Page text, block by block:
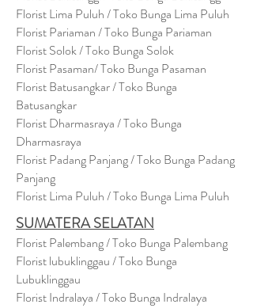
Florist Lima Puluh / Toko Bunga Lima Puluh
Florist Pariaman / Toko Bunga Pariaman
Florist Solok / Toko Bunga Solok
Florist Pasaman/ Toko Bunga Pasaman
Florist Batusangkar / Toko Bunga
Batusangkar
Florist Dharmasraya / Toko Bunga
Dharmasraya
Florist Padang Panjang / Toko Bunga Padang
Panjang
Florist Lima Puluh / Toko Bunga Lima Puluh
SUMATERA SELATAN
Florist Palembang / Toko Bunga Palembang
Florist lubuklinggau / Toko Bunga
Lubuklinggau
Florist Indralaya / Toko Bunga Indralaya